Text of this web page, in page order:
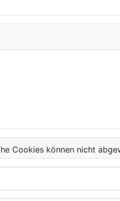
Cookies können nicht